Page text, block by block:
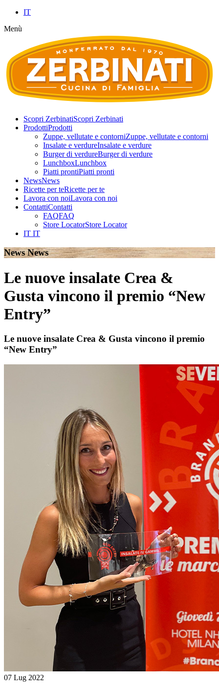
IT
Menù
Scopri ZerbinatiScopri Zerbinati
ProdottiProdotti
Zuppe, vellutate e contorniZuppe, vellutate e contorni
Insalate e verdureInsalate e verdure
Burger di verdureBurger di verdure
LunchboxLunchbox
Piatti prontiPiatti pronti
NewsNews
Ricette per teRicette per te
Lavora con noiLavora con noi
ContattiContatti
FAQFAQ
Store LocatorStore Locator
IT IT
News News
Le nuove insalate Crea &
Gusta vincono il premio “New
Entry”
Le nuove insalate Crea & Gusta vincono il premio
“New Entry”
07 Lug 2022